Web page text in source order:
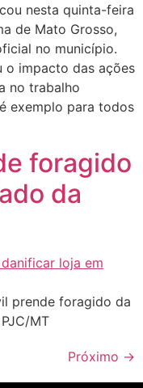
nesta quinta-feira
de Mato Grosso,
no município.
o impacto das ações
no trabalho
exemplo para todos
foragido
da
prende foragido da
MT
Próximo →